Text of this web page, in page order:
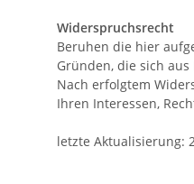
Widerspruchsrecht
Beruhen die hier
Gründen, die sich
Nach erfolgtem
Ihren Interessen,
letzte Aktualisierung: